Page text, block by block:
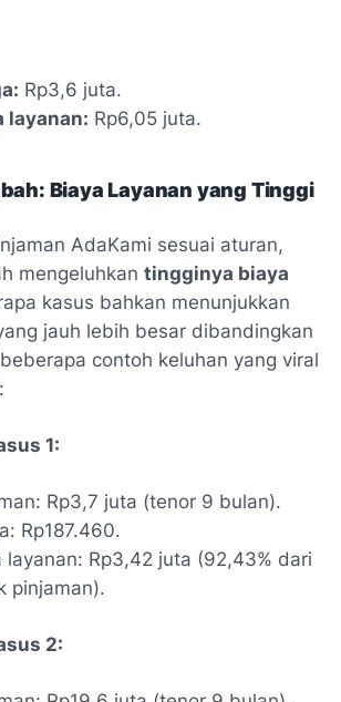
Rp3,6 juta.
layanan: Rp6,05 juta.
Biaya Layanan yang Tinggi
AdaKami sesuai aturan,
mengeluhkan tingginya biaya
kasus bahkan menunjukkan
jauh lebih besar dibandingkan
contoh keluhan yang viral
1:
Rp3,7 juta (tenor 9 bulan).
Rp187.460.
layanan: Rp3,42 juta (92,43% dari
pinjaman).
2: